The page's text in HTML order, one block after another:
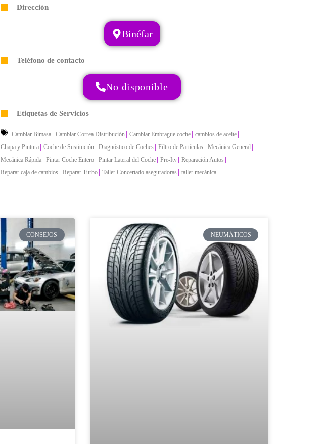
Dirección
Binéfar
Teléfono de contacto
No disponible
Etiquetas de Servicios
Cambiar Bimasa | Cambiar Correa Distribución | Cambiar Embrague coche | cambios de aceite |
Chapa y Pintura | Coche de Sustitución | Diagnóstico de Coches | Filtro de Partículas | Mecánica General |
Mecánica Rápida | Pintar Coche Entero | Pintar Lateral del Coche | Pre-Itv | Reparación Autos |
Reparar caja de cambios | Reparar Turbo | Taller Concertado aseguradoras | taller mecánica
CONSEJOS NEUMÁTICOS